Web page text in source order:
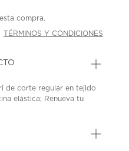
compra.
TÉRMINOS Y CONDICIONES
de corte regular en tejido
elástica; Renueva tu